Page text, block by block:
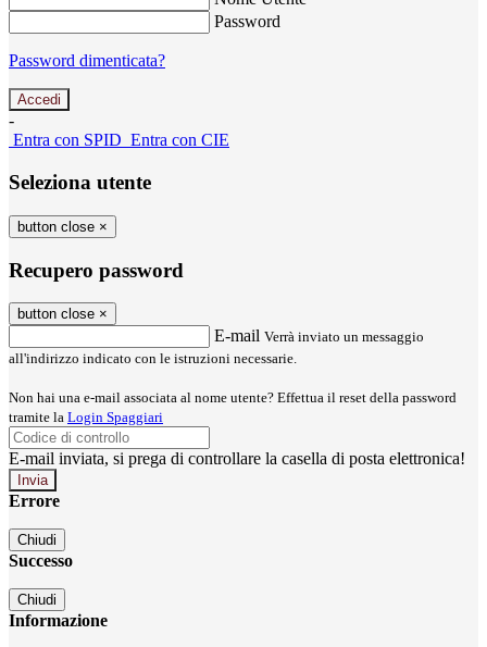
Password
Password dimenticata?
-
Entra con SPID Entra con CIE
Seleziona utente
button close ×
Recupero password
button close ×
E-mail Verrà inviato un messaggio
all'indirizzo indicato con le istruzioni necessarie.
Non hai una e-mail associata al nome utente? Effettua il reset della password
tramite la Login Spaggiari
E-mail inviata, si prega di controllare la casella di posta elettronica!
Errore
Chiudi
Successo
Chiudi
Informazione